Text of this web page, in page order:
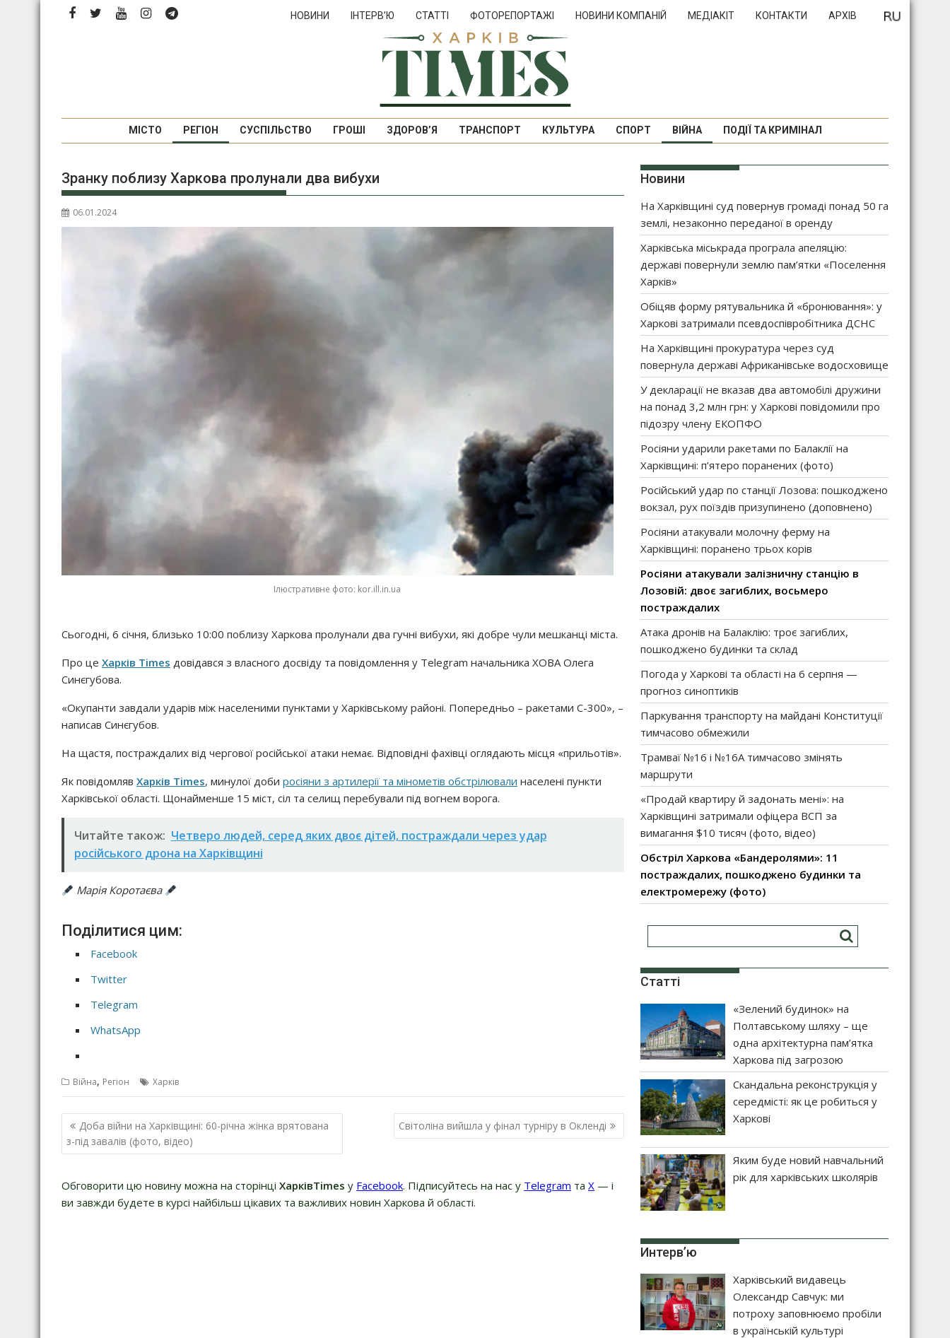
НОВИНИ ІНТЕРВ’Ю СТАТТІ ФОТОРЕПОРТАЖІ НОВИНИ КОМПАНІЙ МЕДІАКІТ КОНТАКТИ АРХІВ
МІСТО РЕГІОН СУСПІЛЬСТВО ГРОШІ ЗДОРОВ’Я ТРАНСПОРТ КУЛЬТУРА СПОРТ ВІЙНА ПОДІЇ ТА КРИМІНАЛ
Зранку поблизу Харкова пролунали два вибухи
06.01.2024
Ілюстративне фото: kor.ill.in.ua
Сьогодні, 6 січня, близько 10:00 поблизу Харкова пролунали два гучні вибухи, які добре чули мешканці міста.
Про це Харків Times довідався з власного досвіду та повідомлення у Telegram начальника ХОВА Олега
Синєгубова.
«Окупанти завдали ударів між населеними пунктами у Харківському районі. Попередньо – ракетами С-300», –
написав Синєгубов.
На щастя, постраждалих від чергової російської атаки немає. Відповідні фахівці оглядають місця «прильотів».
Як повідомляв Харків Times, минулої доби росіяни з артилерії та мінометів обстрілювали населені пункти
Харківської області. Щонайменше 15 міст, сіл та селищ перебували під вогнем ворога.
Читайте також: Четверо людей, серед яких двоє дітей, постраждали через удар
російського дрона на Харківщині
Марія Коротаєва
Поділитися цим:
Facebook
Twitter
Telegram
WhatsApp
Війна, Регіон Харків
Н
а
і
г
Доба війни на Харківщині: 60-річна жінка врятована
з-під завалів (фото, відео)
Світоліна вийшла у фінал турніру в Окленді
Обговорити цю новину можна на сторінці ХарківTimes у Facebook. Підписуйтесь на нас у Telegram та Х — і
ви завжди будете в курсі найбільш цікавих та важливих новин Харкова й області.
Новини
На Харківщині суд повернув громаді понад 50 га
землі, незаконно переданої в оренду
Харківська міськрада програла апеляцію:
державі повернули землю пам’ятки «Поселення
Харків»
Обіцяв форму рятувальника й «бронювання»: у
Харкові затримали псевдоспівробітника ДСНС
На Харківщині прокуратура через суд
повернула державі Африканівське водосховище
У декларації не вказав два автомобілі дружини
на понад 3,2 млн грн: у Харкові повідомили про
підозру члену ЕКОПФО
Росіяни ударили ракетами по Балаклії на
Харківщині: п’ятеро поранених (фото)
Російський удар по станції Лозова: пошкоджено
вокзал, рух поїздів призупинено (доповнено)
Росіяни атакували молочну ферму на
Харківщині: поранено трьох корів
Росіяни атакували залізничну станцію в
Лозовій: двоє загиблих, восьмеро
постраждалих
Атака дронів на Балаклію: троє загиблих,
пошкоджено будинки та склад
Погода у Харкові та області на 6 серпня —
прогноз синоптиків
Паркування транспорту на майдані Конституції
тимчасово обмежили
Трамваї №16 і №16А тимчасово змінять
маршрути
«Продай квартиру й задонать мені»: на
Харківщині затримали офіцера ВСП за
вимагання $10 тисяч (фото, відео)
Обстріл Харкова «Бандеролями»: 11
постраждалих, пошкоджено будинки та
електромережу (фото)
Статті
«Зелений будинок» на
Полтавському шляху – ще
одна архітектурна пам’ятка
Харкова під загрозою
Скандальна реконструкція у
середмісті: як це робиться у
Харкові
Яким буде новий навчальний
рік для харківських школярів
Интерв’ю
Харківський видавець
Олександр Савчук: ми
потроху заповнюємо пробіли
в українській культурі